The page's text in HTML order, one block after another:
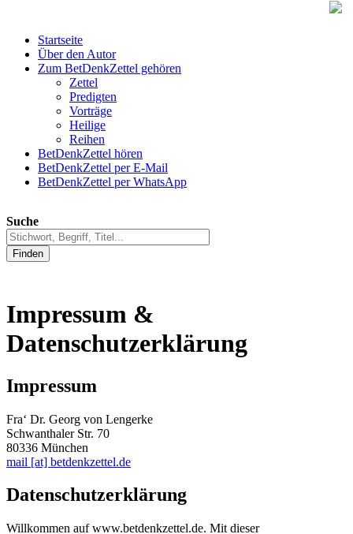
Startseite
Über den Autor
Zum BetDenkZettel gehören
Zettel
Predigten
Vorträge
Heilige
Reihen
BetDenkZettel hören
BetDenkZettel per E-Mail
BetDenkZettel per WhatsApp
Suche
Finden
Impressum &
Datenschutzerklärung
Impressum
Fra‘ Dr. Georg von Lengerke
Schwanthaler Str. 70
80336 München
mail [at] betdenkzettel.de
Datenschutzerklärung
Willkommen auf www.betdenkzettel.de. Mit dieser